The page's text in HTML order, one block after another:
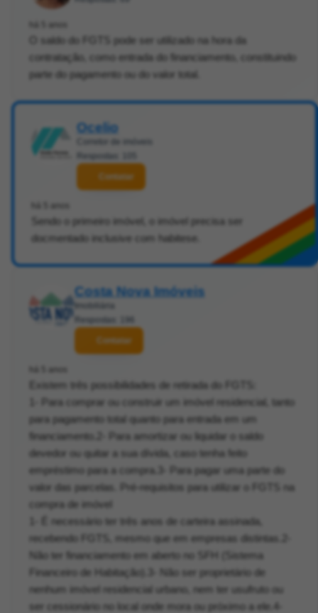
há 5 anos
O saldo do FGTS pode ser utilizado na hora da
contratação, como entrada do financiamento, constituindo
parte do pagamento ou do valor total.
Ocelio
Corretor de imóveis
Respostas: 105
Contatar
há 5 anos
Sendo o primeiro imóvel, o imóvel precisa ser
docmentado inclusive com habitese.
Costa Nova Imóveis
Imobiliária
Respostas: 196
Contatar
há 5 anos
Existem três possibilidades de retirada do FGTS:
1- Para comprar ou construir um imóvel residencial, tanto
para pagamento total quanto para entrada em um
financiamento.2- Para amortizar ou liquidar o saldo
devedor ou quitar a sua dívida, caso tenha feito
empréstimo para a compra.3- Para pagar uma parte do
valor das parcelas. Pré-requisitos para utilizar o FGTS na
compra de imóvel
1- É necessário ter três anos de carteira assinada,
recebendo FGTS, mesmo que em empresas distintas.2-
Não ter financiamento em aberto no SFH (Sistema
Financeiro de Habitação).3- Não ser proprietário de
nenhum imóvel residencial urbano, nem ter usufruto ou
ser cessionário no local onde mora ou próximo a ele.4-